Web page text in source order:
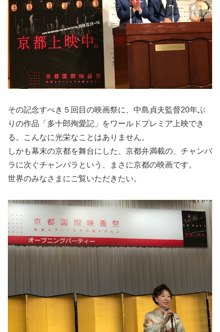
その記念すべき５回目の映画祭に、中島貞夫監督20年ぶ
りの作品「多十郎殉愛記」をワールドプレミア上映でき
る。こんなに光栄なことはありません。
しかも幕末の京都を舞台にした、京都弁満載の、チャンバ
ラに次ぐチャンバラという、まさに京都の映画です。
世界のみなさまにご覧いただきたい。